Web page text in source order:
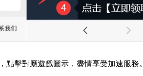
擊對應遊戲圖示，盡情享受加速服務。